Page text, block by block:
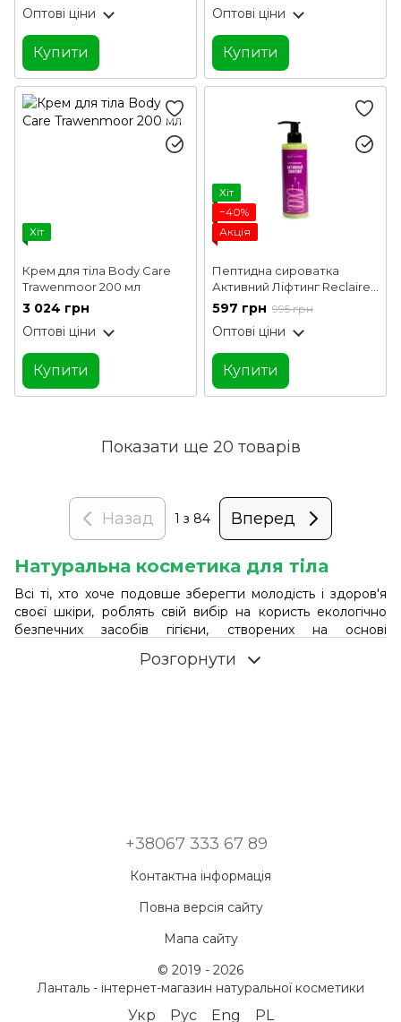
Оптові ціни
Купити
Оптові ціни
Купити
Хіт
Крем для тіла Body Care
Trawenmoor 200 мл
3 024 грн
Оптові ціни
Купити
Хіт
−40%
Акція
Пептидна сироватка
Активний Ліфтинг Reclaire
200 мл
597 грн 995 грн
Оптові ціни
Купити
Показати ще 20 товарів
Назад 1 з 84 Вперед
Натуральна косметика для тіла
Всі ті, хто хоче подовше зберегти молодість і здоров'я
своєї шкіри, роблять свій вибір на користь екологічно
безпечних засобів гігієни, створених на основі
використання засобів гігієни на основі синтетичних
шкіру, але і організм в цілому.
Професійна косметика для тіла, купити яку ви можете в
нашому Інтернет-магазині, сертифікована або містить
сертифіковані органічні компоненти в своєму складі, в
нашому магазині Лантальпредставлена
зарекомендували на ринку.
Натуральна косметика по догляду за
Розгорнути
+38067 333 67 89
Контактна інформація
Повна версія сайту
Мапа сайту
© 2019 - 2026
Ланталь - інтернет-магазин натуральної косметики
Укр Рус Eng PL